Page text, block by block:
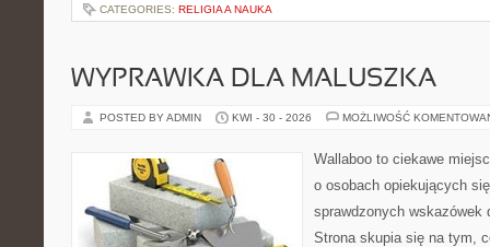
CATEGORIES: RELIGIA A NAUKA
WYPRAWKA DLA MALUSZKA
POSTED BY ADMIN KWI - 30 - 2026 MOŻLIWOŚĆ
Wallaboo to ciekawe
o osobach opiekujących
sprawdzonych wskazówek
Strona skupia się na tym,